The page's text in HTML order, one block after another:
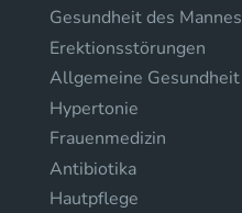
Gesundheit des Mannes
Erektionsstörungen
Allgemeine Gesundheit
Hypertonie
Frauenmedizin
Antibiotika
Hautpflege